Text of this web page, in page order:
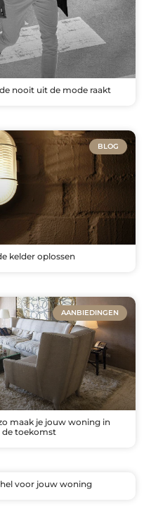
nooit uit de mode raakt
BLOG
kelder oplossen
AANBIEDINGEN
maak je jouw woning in
de toekomst
voor jouw woning